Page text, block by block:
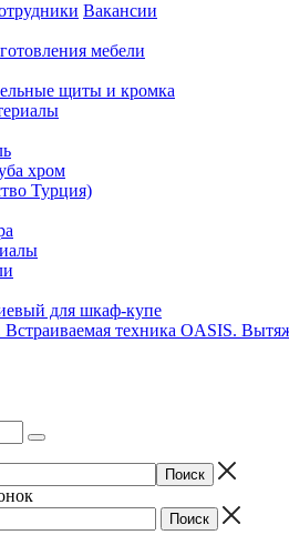
Вакансии
мебели
щиты и кромка
хром
Турция)
для шкаф-купе
Встраиваемая техника OASIS.